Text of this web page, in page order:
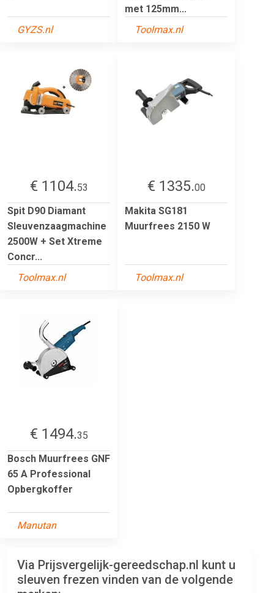
GYZS.nl
met 125mm...
Toolmax.nl
€ 1104.53
Spit D90 Diamant
Sleuvenzaagmachine
2500W + Set Xtreme
Concr...
Toolmax.nl
€ 1335.00
Makita SG181
Muurfrees 2150 W
Toolmax.nl
€ 1494.35
Bosch Muurfrees GNF
65 A Professional
Opbergkoffer
Manutan
Via Prijsvergelijk-gereedschap.nl kunt u
sleuven frezen vinden van de volgende